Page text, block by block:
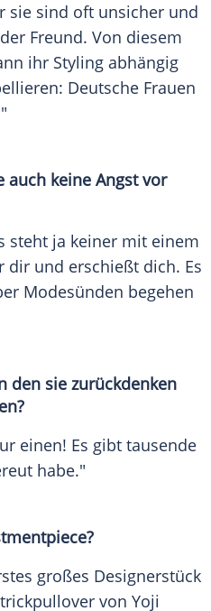
sie sind oft unsicher und
Freund. Von diesem
ihr Styling abhängig
Deutsche Frauen
auch keine Angst vor
steht ja keiner mit einem
dir und erschießt dich. Es
Modesünden begehen
den sie zurückdenken
einen! Es gibt tausende
habe."
großes Designerstück
von Yoji